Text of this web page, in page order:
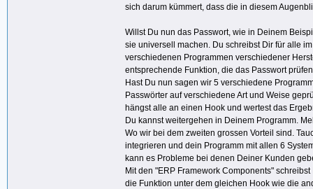
sich darum kümmert, dass die in diesem
Willst Du nun das Passwort, wie in Deinem
sie universell machen. Du schreibst Dir für alle
verschiedenen Programmen verschiedener
entsprechende Funktion, die das Passwort
Hast Du nun sagen wir 5 verschiedene
Passwörter auf verschiedene Art und Weise
hängst alle an einen Hook und wertest das
Du kannst weitergehen in Deinem Programm.
Wo wir bei dem zweiten grossen Vorteil sind.
integrieren und dein Programm mit allen 6
kann es Probleme bei denen Deiner Kunden
Mit den "ERP Framework Components"
die Funktion unter dem gleichen Hook wie die